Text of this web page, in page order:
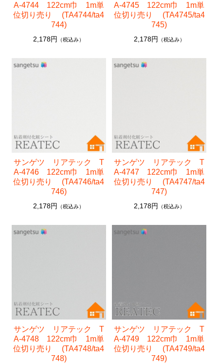
A-4744 122cm巾 1m単
位切り売り (TA4744/ta4
744)
2,178円 （税込み）
A-4745 122cm巾 1m単
位切り売り (TA4745/ta4
745)
2,178円 （税込み）
サンゲツ リアテック T
A-4746 122cm巾 1m単
位切り売り (TA4746/ta4
746)
2,178円 （税込み）
サンゲツ リアテック T
A-4747 122cm巾 1m単
位切り売り (TA4747/ta4
747)
2,178円 （税込み）
サンゲツ リアテック T
A-4748 122cm巾 1m単
位切り売り (TA4748/ta4
748)
サンゲツ リアテック T
A-4749 122cm巾 1m単
位切り売り (TA4749/ta4
749)